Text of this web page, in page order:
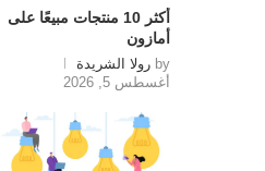
أكثر 10 منتجات مبيعًا على
أمازون
by رولا الشريدة
أغسطس 5, 2026